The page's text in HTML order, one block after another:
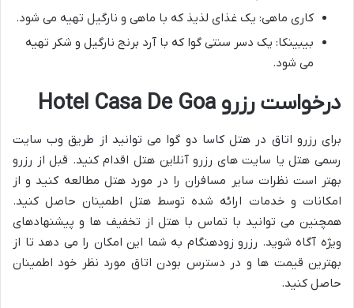
کاری ماهی: یک غذای لذیذ که با ماهی و نارگیل تهیه می شود.
بیبینکا: یک دسر سنتی گوا که با آرد برنج نارگیل و شکر تهیه
می شود.
درخواست رزرو Hotel Casa De Goa
برای رزرو اتاق در هتل کاسا دو گوا می توانید از طریق وب سایت
رسمی هتل یا سایت های رزرو آنلاین هتل اقدام کنید. قبل از رزرو
بهتر است نظرات سایر مسافران را در مورد هتل مطالعه کنید و از
امکانات و خدمات ارائه شده توسط هتل اطمینان حاصل کنید.
همچنین می توانید با تماس با هتل از تخفیف ها و پیشنهادهای
ویژه آگاه شوید. رزرو زودهنگام به شما این امکان را می دهد تا از
بهترین قیمت ها و در دسترس بودن اتاق مورد نظر خود اطمینان
حاصل کنید.